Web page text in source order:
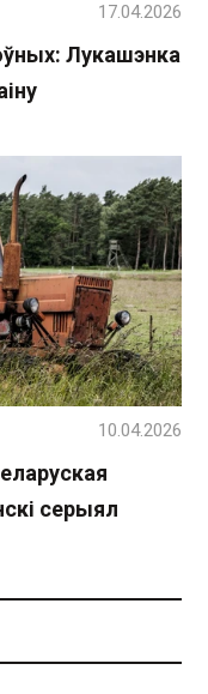
Лукашэнка
17.04.2026
серыял
10.04.2026